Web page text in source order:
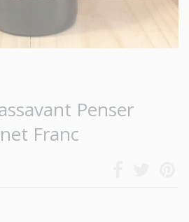
Penser
Franc